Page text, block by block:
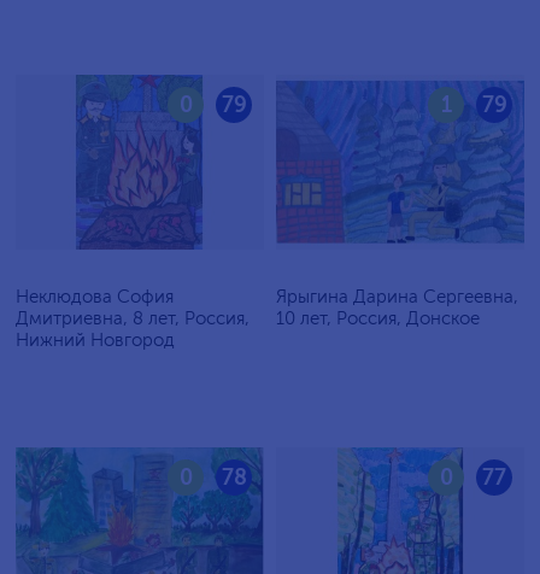
79
0
Неклюдова София
Дмитриевна, 8 лет, Россия,
Нижний Новгород
79
1
Ярыгина Дарина Сергеевна,
10 лет, Россия, Донское
78
0 77
0